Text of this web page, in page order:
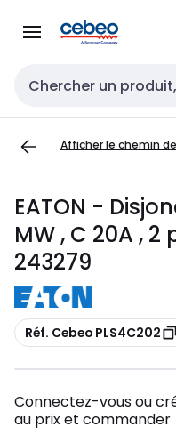
navigationau
Entrée de recherche
Afficher le chemin
EATON -
MW , C 20A ,
243279
Copier
Réf. Cebeo PLS4C202
Connectez-vous ou
au prix et commander